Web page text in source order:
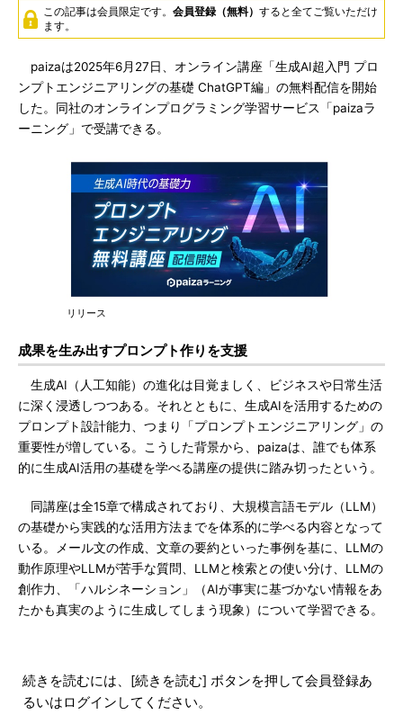
この記事は会員限定です。 会員登録（無料） すると全てご覧いただけ
ます。
paizaは2025年6月27日、オンライン講座「生成AI超入門 プロ
ンプトエンジニアリングの基礎 ChatGPT編」の無料配信を開始
した。同社のオンラインプログラミング学習サービス「paizaラ
ーニング」で受講できる。
リリース
成果を生み出すプロンプト作りを支援
生成AI（人工知能）の進化は目覚ましく、ビジネスや日常生活
に深く浸透しつつある。それとともに、生成AIを活用するための
プロンプト設計能力、つまり「プロンプトエンジニアリング」の
重要性が増している。こうした背景から、paizaは、誰でも体系
的に生成AI活用の基礎を学べる講座の提供に踏み切ったという。
同講座は全15章で構成されており、大規模言語モデル（LLM）
の基礎から実践的な活用方法までを体系的に学べる内容となって
いる。メール文の作成、文章の要約といった事例を基に、LLMの
動作原理やLLMが苦手な質問、LLMと検索との使い分け、LLMの
創作力、「ハルシネーション」（AIが事実に基づかない情報をあ
たかも真実のように生成してしまう現象）について学習できる。
続きを読むには、[続きを読む] ボタンを押して会員登録あ
るいはログインしてください。